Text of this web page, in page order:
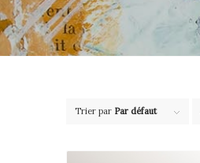
Trier par Par défaut